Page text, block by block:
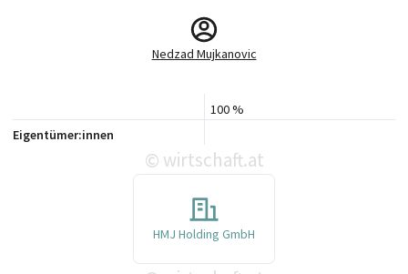
Nedzad Mujkanovic
100 %
Eigentümer:innen
© wirtschaft.at
HMJ Holding GmbH